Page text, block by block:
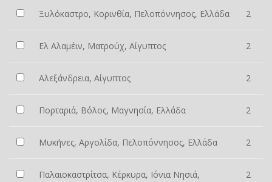
Ξυλόκαστρο, Κορινθία, Πελοπόννησος, Ελλάδα 2
Ελ Αλαμέιν, Ματρούχ, Αίγυπτος 2
Αλεξάνδρεια, Αίγυπτος 2
Πορταριά, Βόλος, Μαγνησία, Ελλάδα 2
Μυκήνες, Αργολίδα, Πελοπόννησος, Ελλάδα 2
Παλαιοκαστρίτσα, Κέρκυρα, Ιόνια Νησιά, 2